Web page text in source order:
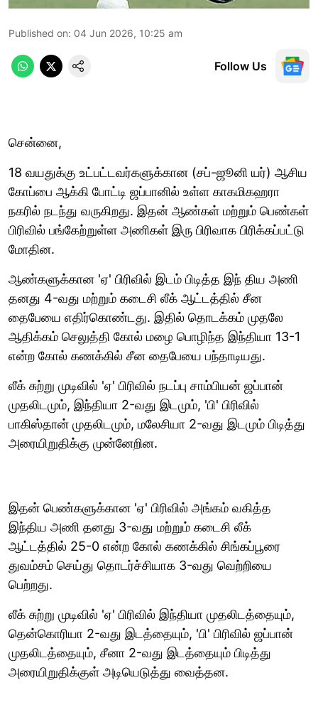
Published on: 04 Jun 2026, 10:25 am
Follow Us
சென்னை,
18 வயதுக்கு உட்பட்டவர்களுக்கான (சப்-ஜூனி யர்) ஆசிய
கோப்பை ஆக்கி போட்டி ஜப்பானில் உள்ள காகமிகஹரா
நகரில் நடந்து வருகிறது. இதன் ஆண்கள் மற்றும் பெண்கள்
பிரிவில் பங்கேற்றுள்ள அணிகள் இரு பிரிவாக பிரிக்கப்பட்டு
மோதின.
ஆண்களுக்கான 'ஏ' பிரிவில் இடம் பிடித்த இந் திய அணி
தனது 4-வது மற்றும் கடைசி லீக் ஆட்டத்தில் சீன
தைபேயை எதிர்கொண்டது. இதில் தொடக்கம் முதலே
ஆதிக்கம் செலுத்தி கோல் மழை பொழிந்த இந்தியா 13-1
என்ற கோல் கணக்கில் சீன தைபேயை பந்தாடியது.
லீக் சுற்று முடிவில் 'ஏ' பிரிவில் நடப்பு சாம்பியன் ஜப்பான்
முதலிடமும், இந்தியா 2-வது இடமும், 'பி' பிரிவில்
பாகிஸ்தான் முதலிடமும், மலேசியா 2-வது இடமும் பிடித்து
அரையிறுதிக்கு முன்னேறின.
இதன் பெண்களுக்கான 'ஏ' பிரிவில் அங்கம் வகித்த
இந்திய அணி தனது 3-வது மற்றும் கடைசி லீக்
ஆட்டத்தில் 25-0 என்ற கோல் கணக்கில் சிங்கப்பூரை
துவம்சம் செய்து தொடர்ச்சியாக 3-வது வெற்றியை
பெற்றது.
லீக் சுற்று முடிவில் 'ஏ' பிரிவில் இந்தியா முதலிடத்தையும்,
தென்கொரியா 2-வது இடத்தையும், 'பி' பிரிவில் ஜப்பான்
முதலிடத்தையும், சீனா 2-வது இடத்தையும் பிடித்து
அரையிறுதிக்குள் அடியெடுத்து வைத்தன.